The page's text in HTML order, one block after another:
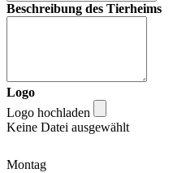
Beschreibung des Tierheims
Logo
Logo hochladen
Keine Datei ausgewählt
Montag